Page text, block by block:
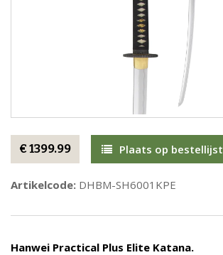
€ 1399.99 Plaats op bestellijst
Artikelcode: DHBM-SH6001KPE
Hanwei Practical Plus Elite Katana.